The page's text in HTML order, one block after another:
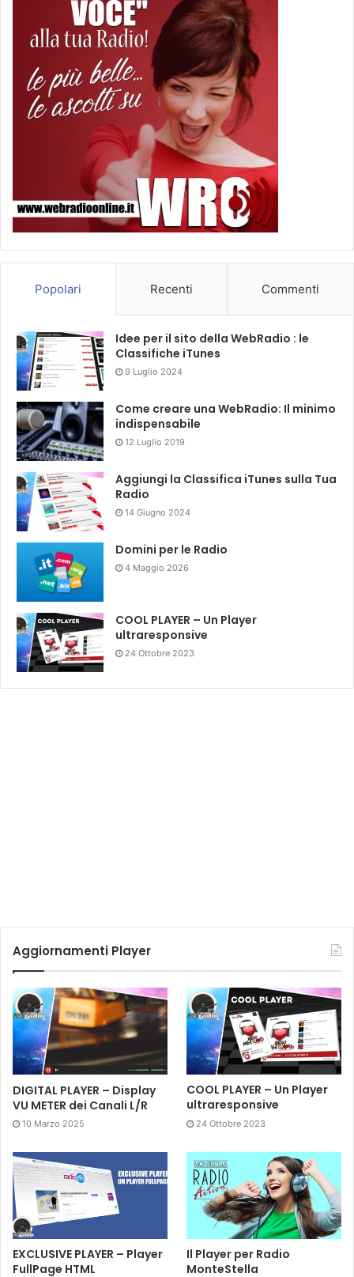
Popolari Recenti Commenti
Idee per il sito della WebRadio : le
Classifiche iTunes
9 Luglio 2024
Come creare una WebRadio: Il minimo
indispensabile
12 Luglio 2019
Aggiungi la Classifica iTunes sulla Tua
Radio
14 Giugno 2024
Domini per le Radio
4 Maggio 2026
COOL PLAYER – Un Player
ultraresponsive
24 Ottobre 2023
Aggiornamenti Player
DIGITAL PLAYER – Display
VU METER dei Canali L/R
10 Marzo 2025
COOL PLAYER – Un Player
ultraresponsive
24 Ottobre 2023
EXCLUSIVE PLAYER – Player
FullPage HTML
Il Player per Radio
MonteStella